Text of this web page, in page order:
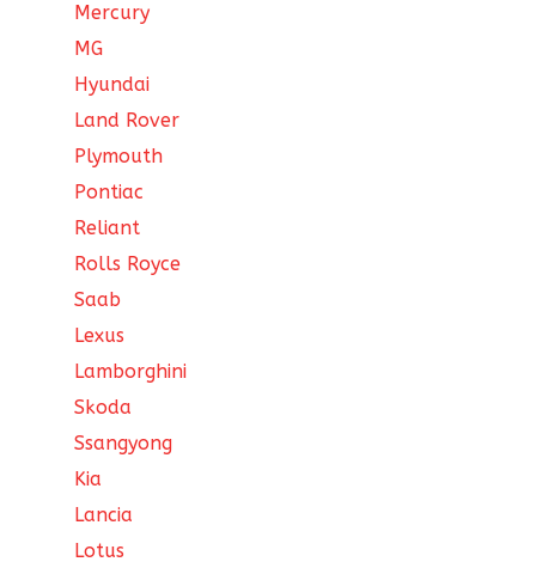
Mercury
MG
Hyundai
Land Rover
Plymouth
Pontiac
Reliant
Rolls Royce
Saab
Lexus
Lamborghini
Skoda
Ssangyong
Kia
Lancia
Lotus